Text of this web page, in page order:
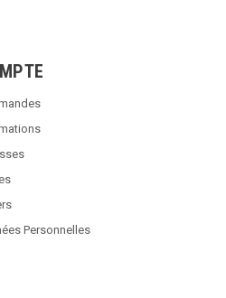
Personnelles